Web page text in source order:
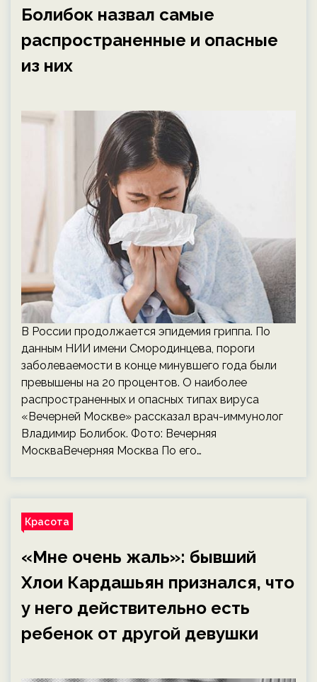
Болибок назвал самые
распространенные и опасные
из них
В России продолжается эпидемия гриппа. По
данным НИИ имени Смородинцева, пороги
заболеваемости в конце минувшего года были
превышены на 20 процентов. О наиболее
распространенных и опасных типах вируса
«Вечерней Москве» рассказал врач-иммунолог
Владимир Болибок. Фото: Вечерняя
МоскваВечерняя Москва По его…
Красота
«Мне очень жаль»: бывший
Хлои Кардашьян признался, что
у него действительно есть
ребенок от другой девушки